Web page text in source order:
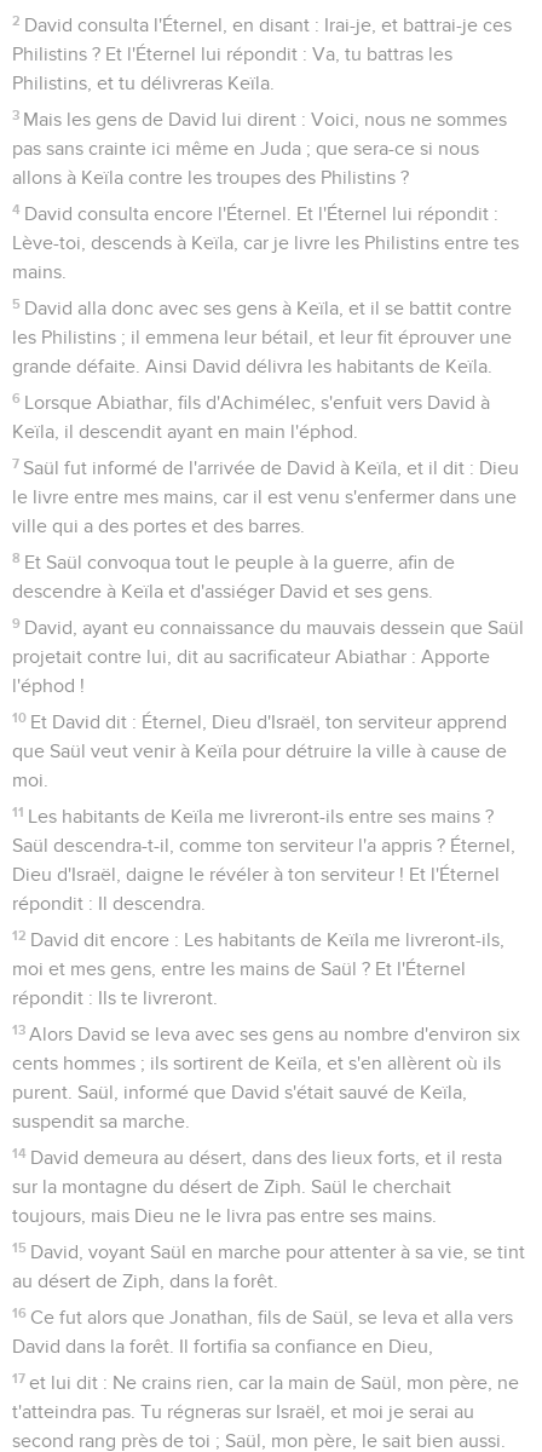
2 David consulta l'Éternel, en disant : Irai-je, et battrai-je ces
Philistins ? Et l'Éternel lui répondit : Va, tu battras les
Philistins, et tu délivreras Keïla.
3 Mais les gens de David lui dirent : Voici, nous ne sommes
pas sans crainte ici même en Juda ; que sera-ce si nous
allons à Keïla contre les troupes des Philistins ?
4 David consulta encore l'Éternel. Et l'Éternel lui répondit :
Lève-toi, descends à Keïla, car je livre les Philistins entre tes
mains.
5 David alla donc avec ses gens à Keïla, et il se battit contre
les Philistins ; il emmena leur bétail, et leur fit éprouver une
grande défaite. Ainsi David délivra les habitants de Keïla.
6 Lorsque Abiathar, fils d'Achimélec, s'enfuit vers David à
Keïla, il descendit ayant en main l'éphod.
7 Saül fut informé de l'arrivée de David à Keïla, et il dit : Dieu
le livre entre mes mains, car il est venu s'enfermer dans une
ville qui a des portes et des barres.
8 Et Saül convoqua tout le peuple à la guerre, afin de
descendre à Keïla et d'assiéger David et ses gens.
9 David, ayant eu connaissance du mauvais dessein que Saül
projetait contre lui, dit au sacrificateur Abiathar : Apporte
l'éphod !
10 Et David dit : Éternel, Dieu d'Israël, ton serviteur apprend
que Saül veut venir à Keïla pour détruire la ville à cause de
moi.
11 Les habitants de Keïla me livreront-ils entre ses mains ?
Saül descendra-t-il, comme ton serviteur l'a appris ? Éternel,
Dieu d'Israël, daigne le révéler à ton serviteur ! Et l'Éternel
répondit : Il descendra.
12 David dit encore : Les habitants de Keïla me livreront-ils,
moi et mes gens, entre les mains de Saül ? Et l'Éternel
répondit : Ils te livreront.
13 Alors David se leva avec ses gens au nombre d'environ six
cents hommes ; ils sortirent de Keïla, et s'en allèrent où ils
purent. Saül, informé que David s'était sauvé de Keïla,
suspendit sa marche.
14 David demeura au désert, dans des lieux forts, et il resta
sur la montagne du désert de Ziph. Saül le cherchait
toujours, mais Dieu ne le livra pas entre ses mains.
15 David, voyant Saül en marche pour attenter à sa vie, se tint
au désert de Ziph, dans la forêt.
16 Ce fut alors que Jonathan, fils de Saül, se leva et alla vers
David dans la forêt. Il fortifia sa confiance en Dieu,
17 et lui dit : Ne crains rien, car la main de Saül, mon père, ne
t'atteindra pas. Tu régneras sur Israël, et moi je serai au
second rang près de toi ; Saül, mon père, le sait bien aussi.